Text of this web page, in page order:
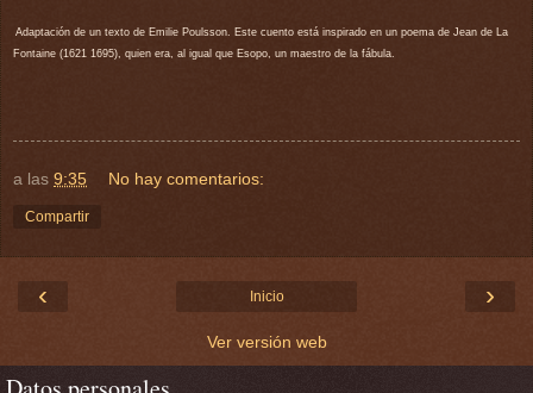
Adaptación de un texto de Emilie Poulsson. Este cuento está inspirado en un poema de Jean de La
Fontaine (1621 1695), quien era, al igual que Esopo, un maestro de la fábula.
a las 9:35 No hay comentarios:
Compartir
‹ ›
Inicio
Ver versión web